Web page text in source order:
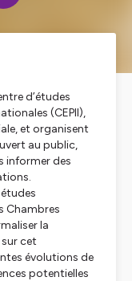
d’études
(CEPII),
et organisent
au public,
informer des
études
Chambres
la
cet
évolutions de
potentielles